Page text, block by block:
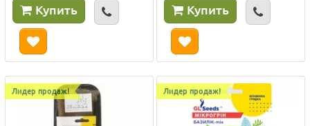
Купить Купить
Лидер продаж! Лидер продаж!